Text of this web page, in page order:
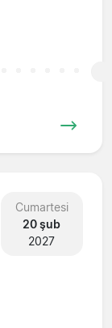
Cumartesi
20 şub
2027